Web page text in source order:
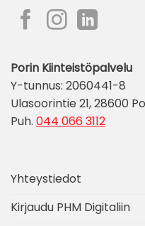
Porin Kiinteistöpalvelu
Y-tunnus: 2060441-8
Ulasoorintie 21, 28600
Puh. 044 066 3112
Yhteystiedot
Kirjaudu PHM Digitaliin